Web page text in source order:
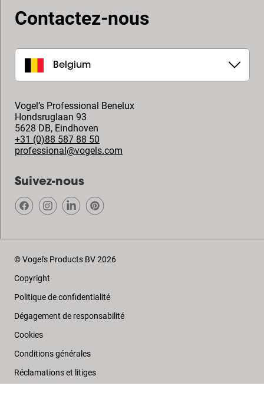
Contactez-nous
Belgium
Vogel’s Professional Benelux
Hondsruglaan 93
5628 DB, Eindhoven
+31 (0)88 587 88 50
professional@vogels.com
Suivez-nous
© Vogel's Products BV2026
Copyright
Politique de confidentialité
Dégagement de responsabilité
Cookies
Conditions générales
Réclamations et litiges